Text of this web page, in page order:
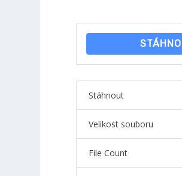
Stáhnout
Velikost souboru
File Count